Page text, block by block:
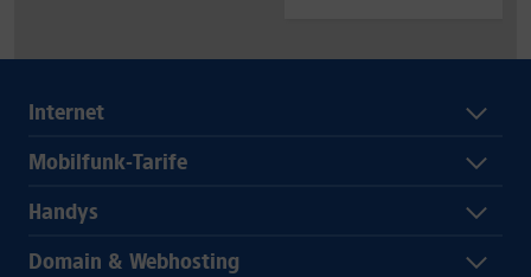
Internet
Mobilfunk-Tarife
Handys
Domain & Webhosting